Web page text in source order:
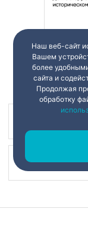
Наш веб-сайт
Вашем
более
сайта и
Продолжая
обработку